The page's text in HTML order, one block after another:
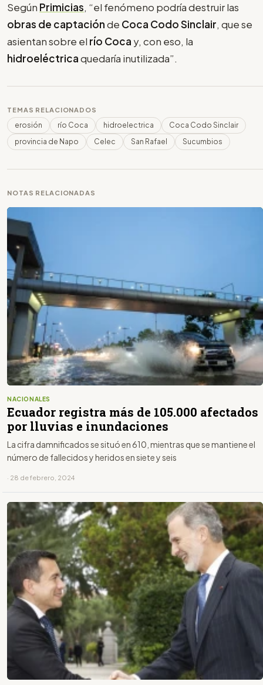
Según Primicias, “el fenómeno podría destruir las
obras de captaciónde Coca Codo Sinclair, que se
asientan sobre el río Coca y, con eso, la
hidroeléctricaquedaría inutilizada”.
TEMAS RELACIONADOS
erosión río Coca hidroelectrica
Coca Codo Sinclair
provincia de Napo
Celec San Rafael Sucumbios
NOTAS RELACIONADAS
NACIONALES
Ecuador registra más de 105.000 afectados
por lluvias e inundaciones
La cifra damnificados se situó en 610, mientras que se mantiene el
número de fallecidos y heridos en siete y seis
· 28 de febrero, 2024